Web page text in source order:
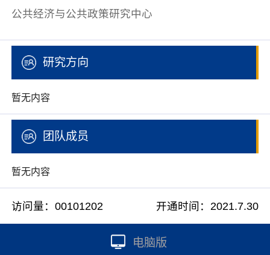
公共经济与公共政策研究中心
研究方向
暂无内容
团队成员
暂无内容
访问量：00101202 开通时间： 2021.7.30
电脑版